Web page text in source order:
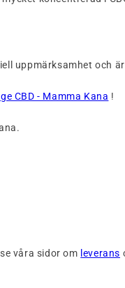
uppmärksamhet och
CBD - Mamma Kana !
våra sidor om leverans